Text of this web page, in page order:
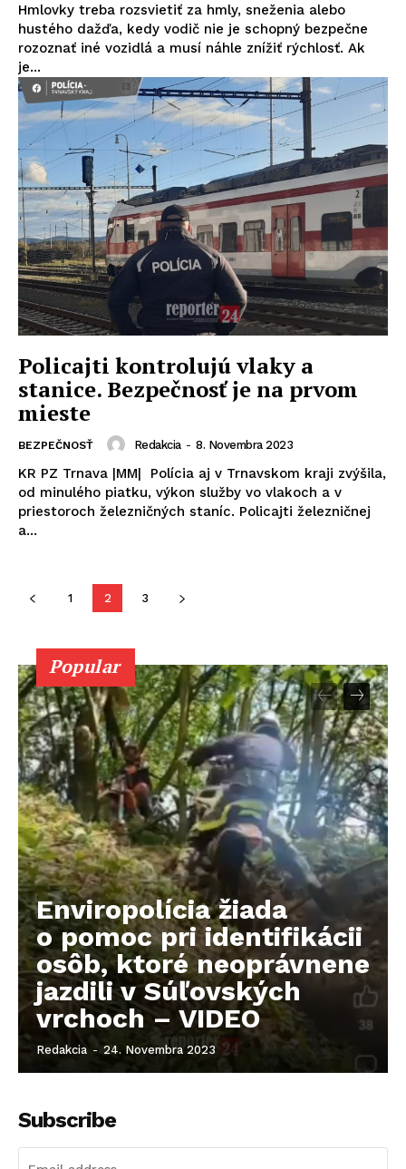
Hmlovky treba rozsvietiť za hmly, sneženia alebo
hustého dažďa, kedy vodič nie je schopný bezpečne
rozoznať iné vozidlá a musí náhle znížiť rýchlosť. Ak
je...
Policajti kontrolujú vlaky a
stanice. Bezpečnosť je na prvom
mieste
BEZPEČNOSŤ Redakcia - 8. Novembra 2023
KR PZ Trnava |MM| Polícia aj v Trnavskom kraji zvýšila,
od minulého piatku, výkon služby vo vlakoch a v
priestoroch železničných staníc. Policajti železničnej
a...
1 2 3
Popular
Enviropolícia žiada
o pomoc pri identifikácii
osôb, ktoré neoprávnene
jazdili v Súľovských
vrchoch – VIDEO
Redakcia - 24. Novembra 2023
Subscribe